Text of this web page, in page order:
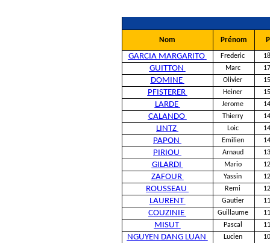
Nom Prénom
GARCIA MARGARITO Frederic
GUITTON Marc
DOMINE Olivier
PFISTERER Heiner
LARDE Jerome
CALANDO Thierry
LINTZ Loic
PAPON Emilien
PIRIOU Arnaud
GILARDI Mario
ZAFOUR Yassin
ROUSSEAU Remi
LAURENT Gautier
COUZINIE Guillaume
MISUT Pascal
NGUYEN DANG LUAN Lucien